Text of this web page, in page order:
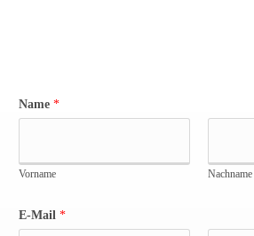
Name *
Vorname Nachname
E-Mail *